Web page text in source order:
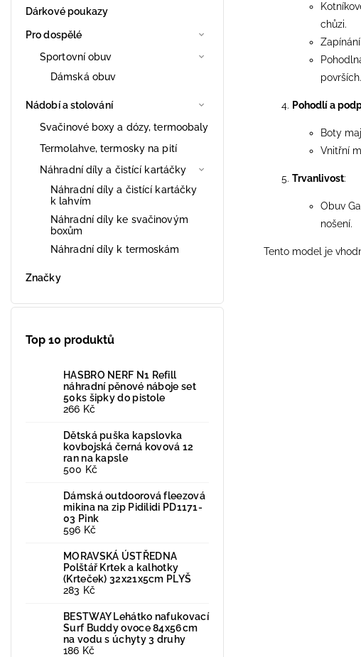
Dárkové poukazy
Pro dospělé
Sportovní obuv
Dámská obuv
Nádobí a stolování
Svačinové boxy a dózy, termoobaly
Termolahve, termosky na pití
Náhradní díly a čistící kartáčky
Náhradní díly a čistící kartáčky
k lahvím
Náhradní díly ke svačinovým
boxům
Náhradní díly k termoskám
Značky
Top 10 produktů
HASBRO NERF N1 Refill
náhradní pěnové náboje set
50ks šipky do pistole
266 Kč
Dětská puška kapslovka
kovbojská černá kovová 12
ran na kapsle
500 Kč
Dámská outdoorová fleezová
mikina na zip Pidilidi PD1171-
03 Pink
596 Kč
MORAVSKÁ ÚSTŘEDNA
Polštář Krtek a kalhotky
(Krteček) 32x21x5cm PLYŠ
283 Kč
BESTWAY Lehátko nafukovací
Surf Buddy ovoce 84x56cm
na vodu s úchyty 3 druhy
186 Kč
chůzi.
površích.
Pohodlí a
Boty
Vnitřní
Trvanlivost:
Obuv
nošení.
Tento model je